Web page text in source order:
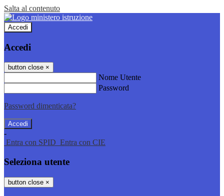
Salta al contenuto
Accedi
Accedi
button close ×
Nome Utente
Password
Password dimenticata?
-
Entra con SPID Entra con CIE
Seleziona utente
button close ×